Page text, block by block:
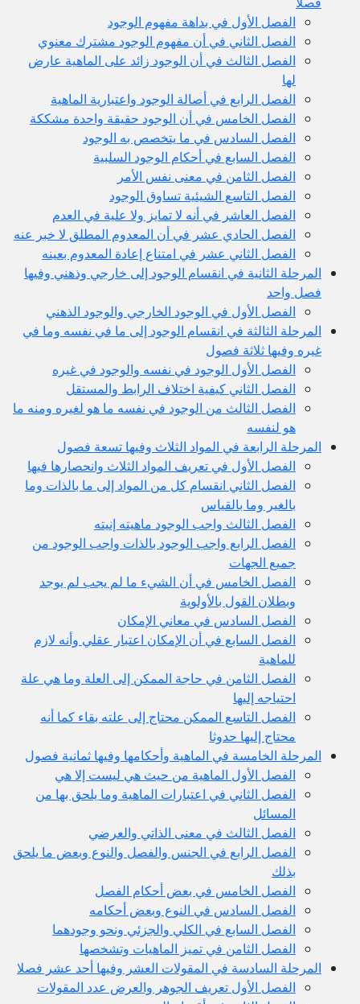
الفصل الأول في بداهة مفهوم الوجود
الفصل الثاني في أن مفهوم الوجود مشترك معنوي
الفصل الثالث في أن الوجود زائد على الماهية عارض
لها
الفصل الرابع في أصالة الوجود واعتبارية الماهية
الفصل الخامس في أن الوجود حقيقة واحدة مشككة
الفصل السادس في ما يتخصص به الوجود
الفصل السابع في أحكام الوجود السلبية
الفصل الثامن في معنى نفس الأمر
الفصل التاسع الشيئية تساوق الوجود
الفصل العاشر في أنه لا تمايز ولا علية في العدم
الفصل الحادي عشر في أن المعدوم المطلق لا خبر عنه
الفصل الثاني عشر في امتناع إعادة المعدوم بعينه
المرحلة الثانية في انقسام الوجود إلى خارجي وذهني وفيها
فصل واحد
الفصل الأول في الوجود الخارجي والوجود الذهني
المرحلة الثالثة في انقسام الوجود إلى ما في نفسه وما في
غيره وفيها ثلاثة فصول
الفصل الأول الوجود في نفسه والوجود في غيره
الفصل الثاني كيفية اختلاف الرابط والمستقل
الفصل الثالث من الوجود في نفسه ما هو لغيره ومنه ما
هو لنفسه
المرحلة الرابعة في المواد الثلاث وفيها تسعة فصول
الفصل الأول في تعريف المواد الثلاث وانحصارها فيها
الفصل الثاني انقسام كل من المواد إلى ما بالذات وما
بالغير وما بالقياس
الفصل الثالث واجب الوجود ماهيته إنيته
الفصل الرابع واجب الوجود بالذات واجب الوجود من
جميع الجهات
الفصل الخامس في أن الشيء ما لم يجب لم يوجد
وبطلان القول بالأولوية
الفصل السادس في معاني الإمكان
الفصل السابع في أن الإمكان اعتبار عقلي وأنه لازم
للماهية
الفصل الثامن في حاجة الممكن إلى العلة وما هي علة
احتياجه إليها
الفصل التاسع الممكن محتاج إلى علته بقاء كما أنه
محتاج إليها حدوثا
المرحلة الخامسة في الماهية وأحكامها وفيها ثمانية فصول
الفصل الأول الماهية من حيث هي ليست إلا هي
الفصل الثاني في اعتبارات الماهية وما يلحق بها من
المسائل
الفصل الثالث في معنى الذاتي والعرضي
الفصل الرابع في الجنس والفصل والنوع وبعض ما يلحق
بذلك
الفصل الخامس في بعض أحكام الفصل
الفصل السادس في النوع وبعض أحكامه
الفصل السابع في الكلي والجزئي ونحو وجودهما
الفصل الثامن في تميز الماهيات وتشخصها
المرحلة السادسة في المقولات العشر وفيها أحد عشر فصلا
الفصل الأول تعريف الجوهر والعرض عدد المقولات